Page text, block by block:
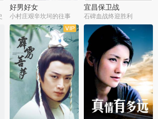
好男好女
小村庄艰辛坎坷的往事
宜昌保卫战
石碑血战终迎胜利
全40集 全25集